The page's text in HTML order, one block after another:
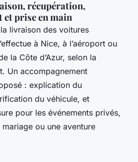
récupération,
et prise en main
livraison des voitures
à Nice, à l’aéroport ou
la Côte d’Azur, selon la
Un accompagnement
: explication du
du véhicule, et
pour les événements privés,
ou une aventure